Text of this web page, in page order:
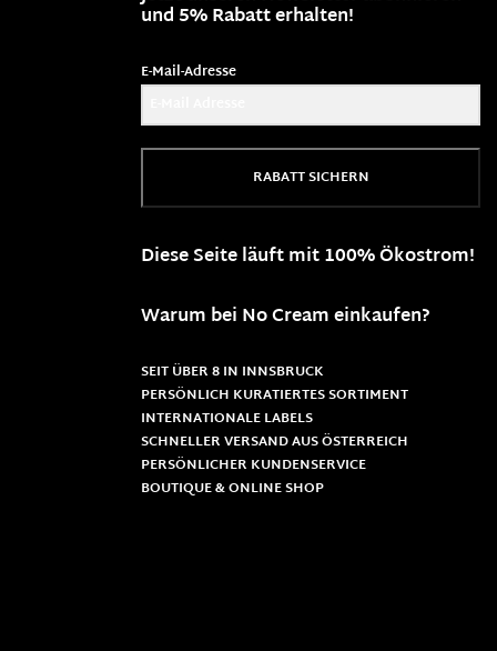
und 5% Rabatt erhalten!
E-Mail-Adresse
RABATT SICHERN
Diese Seite läuft mit 100% Ökostrom!
Warum bei No Cream einkaufen?
SEIT ÜBER 8 IN INNSBRUCK
PERSÖNLICH KURATIERTES SORTIMENT
INTERNATIONALE LABELS
SCHNELLER VERSAND AUS ÖSTERREICH
PERSÖNLICHER KUNDENSERVICE
BOUTIQUE & ONLINE SHOP